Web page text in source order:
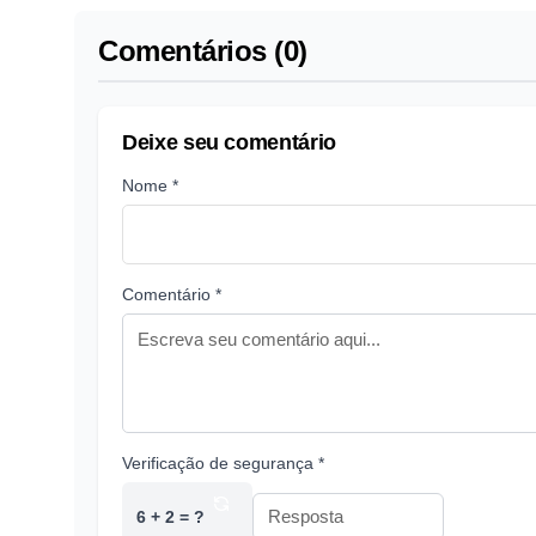
Comentários (0)
Deixe seu comentário
Nome *
Comentário *
Verificação de segurança *
6 + 2 = ?